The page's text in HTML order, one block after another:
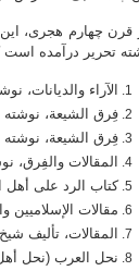
قرن چهارم هجری،
تحریر درآمده است
الآراء والدیانات،
فِرق الشیعة، نوشته
فِرق الشیعة،
المقالات
کتاب الرد علی أهل
مقالات الإسلامیین
المقالات، تألیف
نحل العرب (نحل أهل